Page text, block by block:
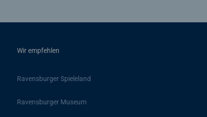
Wir empfehlen
Ravensburger Spieleland
Ravensburger Museum